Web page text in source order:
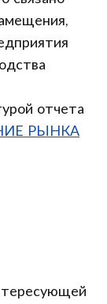
отчета
РЫНКА